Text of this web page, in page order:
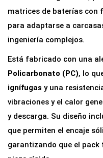
matrices de baterías con
para adaptarse a
ingeniería complejos.
Está fabricado con una
Policarbonato (PC), lo
ignífugas y una
vibraciones y el calor
y descarga. Su diseño
que permiten el encaje
garantizando que el